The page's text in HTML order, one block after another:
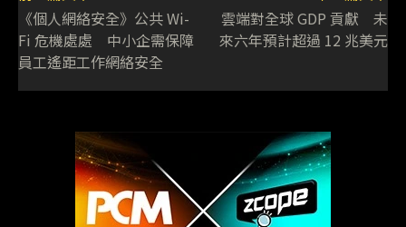
《個人網絡安全》公共 Wi-
Fi 危機處處 中小企需保障
員工遙距工作網絡安全
雲端對全球 GDP 貢獻 未
來六年預計超過 12 兆美元